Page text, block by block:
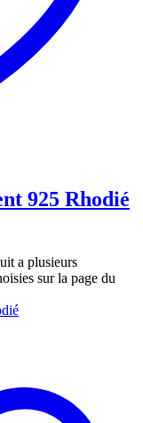
925 Rhodié
a plusieurs
sur la page du